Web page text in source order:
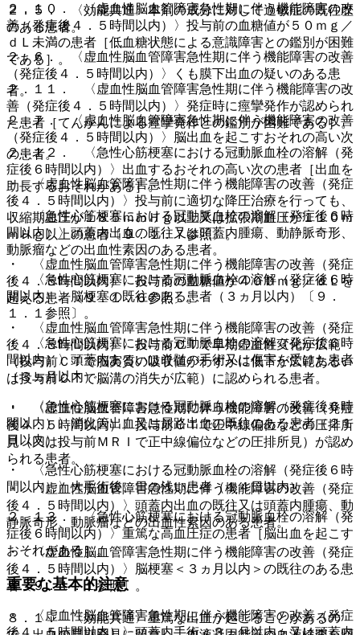
２．１０． 〈虚血性脳血管障害急性期に伴う機能障害の改
善（発症後４．５時間以内）〉投与前の血糖値が５０ｍｇ／
ｄＬ未満の患者［低血糖状態による意識障害との鑑別が困難
である］。
２．１１． 〈虚血性脳血管障害急性期に伴う機能障害の改
善（発症後４．５時間以内）〉発症時に痙攣発作が認められ
た患者［てんかんによる痙攣発作との鑑別が困難である］。
２．１２． 〈急性心筋梗塞における冠動脈血栓の溶解（発
症後６時間以内）〉出血するおそれの高い次の患者［出血を
助長するおそれがある］。
・ 〈急性心筋梗塞における冠動脈血栓の溶解（発症後６時
間以内）〉頭蓋内出血の既往又は頭蓋内腫瘍、動静脈奇形、
動脈瘤などの出血性素因のある患者。
・ 〈急性心筋梗塞における冠動脈血栓の溶解（発症後６時
間以内）〉脳梗塞の既往のある患者（３ヵ月以内）〔９．
１．１参照〕。
・ 〈急性心筋梗塞における冠動脈血栓の溶解（発症後６時
間以内）〉頭蓋内あるいは脊髄の手術又は傷害を受けた患者
（３ヵ月以内）。
・ 〈急性心筋梗塞における冠動脈血栓の溶解（発症後６時
間以内）〉消化管出血又は尿路出血の既往のある患者（２１
日以内）。
・ 〈急性心筋梗塞における冠動脈血栓の溶解（発症後６時
間以内）〉大手術後、日の浅い患者（１４日以内）。
２．１３． 〈急性心筋梗塞における冠動脈血栓の溶解（発
症後６時間以内）〉重篤な高血圧症の患者［脳出血を起こす
おそれがある］。
重要な基本的注意
８．１． 〈効能共通〉重篤な出血が起こることがあるの
２．５． 〈効能共通〉本剤の成分に対して過敏症の既往歴
のある患者。
２．６． 〈虚血性脳血管障害急性期に伴う機能障害の改善
（発症後４．５時間以内）〉くも膜下出血の疑いのある患
者。
２．７． 〈虚血性脳血管障害急性期に伴う機能障害の改善
（発症後４．５時間以内）〉脳出血を起こすおそれの高い次
の患者。
・ 〈虚血性脳血管障害急性期に伴う機能障害の改善（発症
後４．５時間以内）〉投与前に適切な降圧治療を行っても、
収縮期血圧が１８５ｍｍＨｇ以上又は拡張期血圧が１１０ｍ
ｍＨｇ以上の患者〔９．１．７参照〕。
・ 〈虚血性脳血管障害急性期に伴う機能障害の改善（発症
後４．５時間以内）〉投与前の血糖値が４００ｍｇ／ｄＬを
超える患者〔９．１．６参照〕。
・ 〈虚血性脳血管障害急性期に伴う機能障害の改善（発症
後４．５時間以内）〉投与前ＣＴで早期虚血性変化が広範
（投与前ＣＴで脳実質の吸収値がわずかに低下が広範あるい
は投与前ＣＴで脳溝の消失が広範）に認められる患者。
・ 〈虚血性脳血管障害急性期に伴う機能障害の改善（発症
後４．５時間以内）〉投与前ＣＴで正中線偏位などの圧排所
見（又は投与前ＭＲＩで正中線偏位などの圧排所見）が認め
られる患者。
・ 〈虚血性脳血管障害急性期に伴う機能障害の改善（発症
後４．５時間以内）〉頭蓋内出血の既往又は頭蓋内腫瘍、動
静脈奇形、動脈瘤などの出血性素因のある患者。
・ 〈虚血性脳血管障害急性期に伴う機能障害の改善（発症
後４．５時間以内）〉脳梗塞＜３ヵ月以内＞の既往のある患
者〔９．１．１参照〕。
・ 〈虚血性脳血管障害急性期に伴う機能障害の改善（発症
後４．５時間以内）〉頭蓋内手術＜３ヵ月以内＞又は頭蓋内